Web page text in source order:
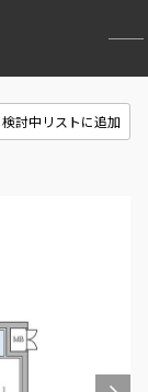
検討中リストに追加